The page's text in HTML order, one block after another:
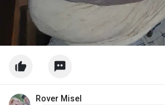
Rover Misel